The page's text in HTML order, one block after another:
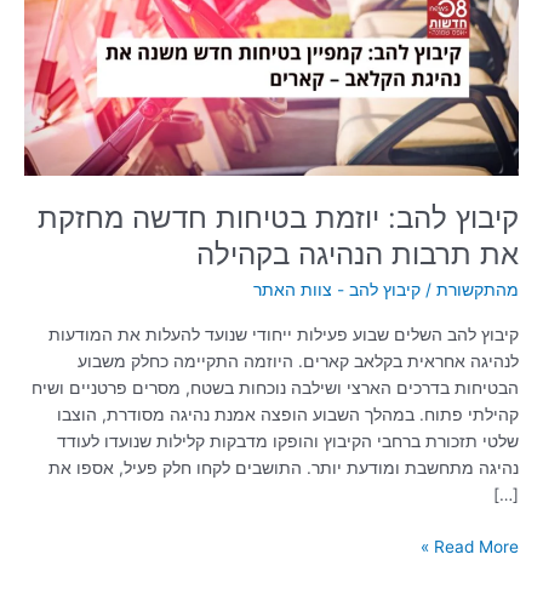
קיבוץ להב: יוזמת בטיחות חדשה מחזקת
את תרבות הנהיגה בקהילה
מהתקשורת / קיבוץ להב - צוות האתר
קיבוץ להב השלים שבוע פעילות ייחודי שנועד להעלות את המודעות
לנהיגה אחראית בקלאב קארים. היוזמה התקיימה כחלק משבוע
הבטיחות בדרכים הארצי ושילבה נוכחות בשטח, מסרים פרטניים ושיח
קהילתי פתוח. במהלך השבוע הופצה אמנת נהיגה מסודרת, הוצבו
שלטי תזכורת ברחבי הקיבוץ והופקו מדבקות קלילות שנועדו לעודד
נהיגה מתחשבת ומודעת יותר. התושבים לקחו חלק פעיל, אספו את
[…]
חדשה
מחזקת
את
תרבות
הנהיגה
בקהילה
Read More »